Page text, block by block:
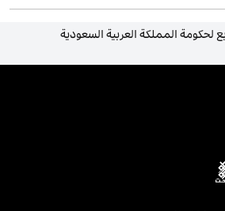
المملكة العربية السعودية